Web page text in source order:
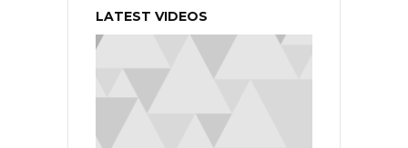
LATEST VIDEOS